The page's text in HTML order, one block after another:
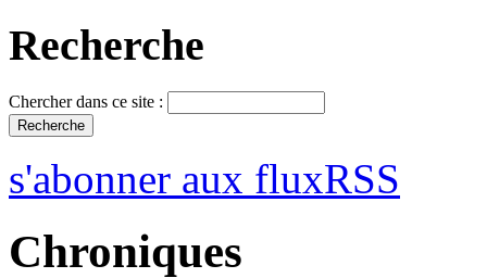
Recherche
Chercher dans ce site :
s'abonner aux fluxRSS
Chroniques